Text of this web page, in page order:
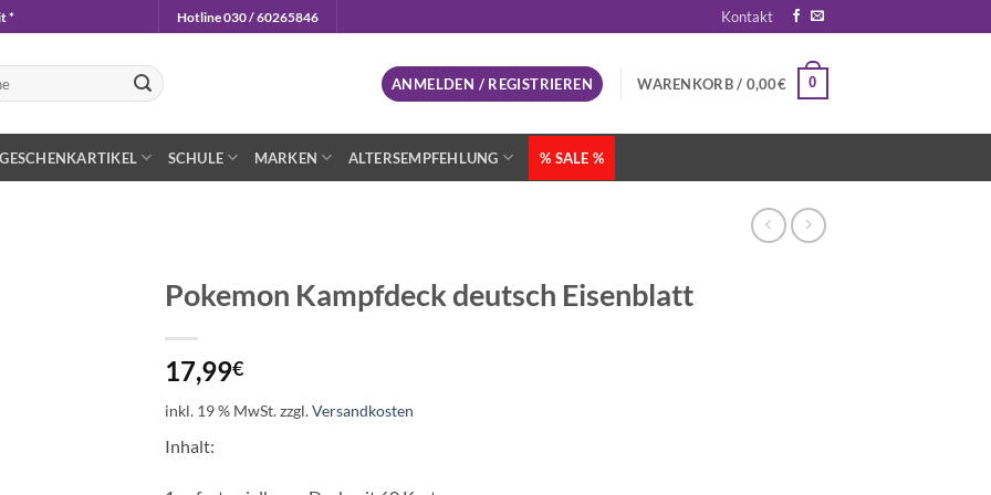
* Hotline 030 / 60265846 Kontakt
ANMELDEN / REGISTRIEREN WARENKORB / 0,00€ 0
GESCHENKARTIKEL SCHULE MARKEN ALTERSEMPFEHLUNG % SALE %
Pokemon Kampfdeck deutsch Eisenblatt
17,99€
inkl. 19 % MwSt.zzgl.Versandkosten
Inhalt: